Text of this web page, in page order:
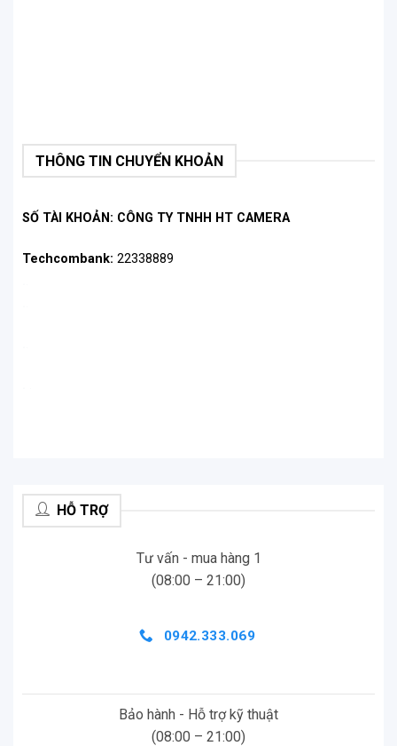
THÔNG TIN CHUYỂN KHOẢN
SỐ TÀI KHOẢN: CÔNG TY TNHH HT CAMERA
Techcombank: 22338889
HỖ TRỢ
Tư vấn - mua hàng 1
(08:00 – 21:00)
0942.333.069
Bảo hành - Hỗ trợ kỹ thuật
(08:00 – 21:00)